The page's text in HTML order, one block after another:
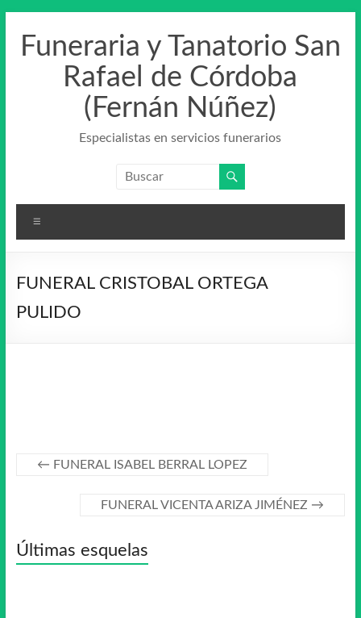
contenido
Funeraria y Tanatorio San
Rafael de Córdoba
(Fernán Núñez)
Especialistas en servicios funerarios
FUNERAL CRISTOBAL ORTEGA
PULIDO
← FUNERAL ISABEL BERRAL LOPEZ
FUNERAL VICENTA ARIZA JIMÉNEZ →
Últimas esquelas